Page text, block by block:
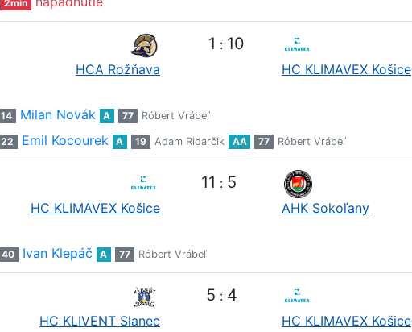
2min
HCA Rožňava
1 : 10
HC KLIMAVEX Košice
14 Milan Novák A 77 Róbert Vrábeľ
22 Emil Kocourek A 19 Adam Ridarčik AA 77 Róbert Vrábeľ
HC KLIMAVEX Košice
11 : 5
AHK Sokoľany
40 Ivan Klepáč A 77 Róbert Vrábeľ
HC KLIVENT Slanec
5 : 4
HC KLIMAVEX Košice